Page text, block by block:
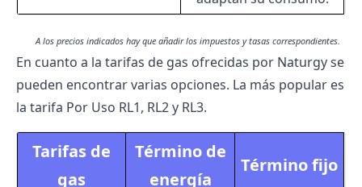
A los precios indicados hay que añadir los impuestos y tasas correspondientes.
En cuanto a la tarifas de gas ofrecidas por Naturgy se
pueden encontrar varias opciones. La más popular es
la tarifa Por Uso RL1, RL2 y RL3.
Tarifas de
gas
Término de
energía
Término fijo